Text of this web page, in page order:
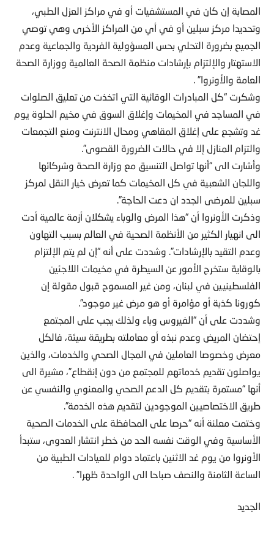
المصابة إن كان في المستشفيات أو في مراكز العزل الطبي،
وتحديدا مركز سبلين أو في أي من المراكز الأخرى وهي توصي
الجميع بضرورة التحلي بحس المسؤولية الفردية والجماعية وعدم
الاستهتار والإلتزام بإرشادات منظمة الصحة العالمية ووزارة الصحة
العامة والأونروا” .
وشكرت “كل المبادرات الوقائية التي اتخذت من تعليق الصلوات
في المساجد في المخيمات وإغلاق السوق في مخيم الحلوة يوم
غد وتشجع على إغلاق المقاهي ومحال الانترنت ومنع التجمعات
والتزام المنازل إلا في حالات الضرورة القصوى”.
وأشارت الى “أنها تواصل التنسيق مع وزارة الصحة وشركائها
واللجان الشعبية في كل المخيمات كما تعرض خيار النقل لمركز
سبلين للمرضى الجدد ان دعت الحاجة”.
وذكرت الأونروا أن “هذا المرض والوباء يشكلان أزمة عالمية أدت
الى انهيار الكثير من الأنظمة الصحية في العالم بسبب التهاون
وعدم التقيد بالإرشادات”. وشددت على أنه “إن لم يتم الإلتزام
بالوقاية ستخرج الأمور عن السيطرة في مخيمات اللاجئين
الفلسطينيين في لبنان، ومن غير المسموح قبول مقولة إن
كورونا كذبة أو مؤامرة أو هو مرض غير موجود”.
وشددت على أن “الفيروس وباء ولذلك يجب على المجتمع
إحتضان المريض وعدم نبذه أو معاملته بطريقة سيئة، فالكل
معرض وخصوصا العاملين في المجال الصحي والخدمات، والذين
يواصلون تقديم خدماتهم للمجتمع من دون إنقطاع”، مشيرة الى
أنها “مستمرة بتقديم كل الدعم الصحي والمعنوي والنفسي عن
طريق الاختصاصيين الموجودين لتقديم هذه الخدمة”.
وختمت معلنة أنه “حرصا على المحافظة على الخدمات الصحية
الأساسية وفي الوقت نفسه الحد من خطر انتشار العدوى، ستبدأ
الأونروا من يوم غد الاثنين باعتماد دوام للعيادات الطبية من
الساعة الثامنة والنصف صباحا الى الواحدة ظهرا” .
الجديد